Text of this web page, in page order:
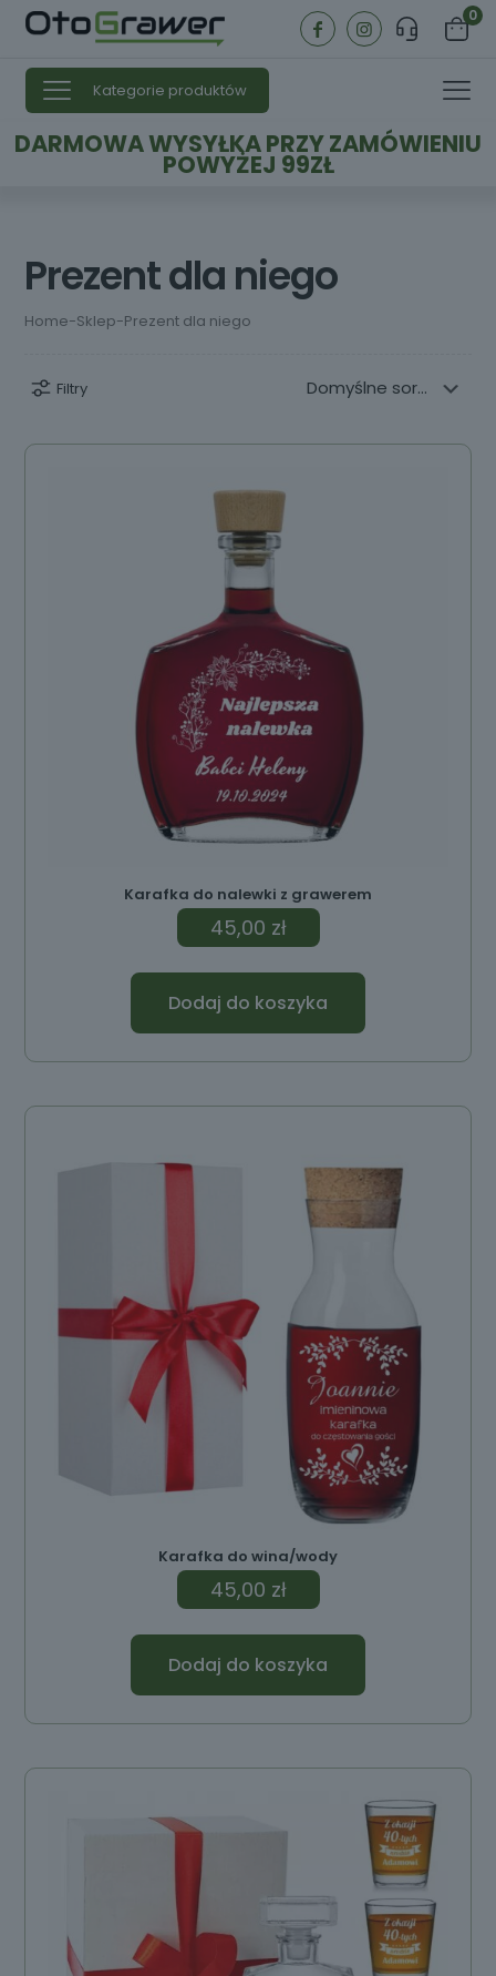
0
Kategorie produktów
DARMOWA WYSYŁKA PRZY ZAMÓWIENIU
POWYŻEJ 99ZŁ
Prezent dla niego
Home-Sklep-Prezent dla niego
Filtry
Karafka do nalewki z grawerem
45,00 zł
Dodaj do koszyka
Karafka do wina/wody
45,00 zł
Dodaj do koszyka